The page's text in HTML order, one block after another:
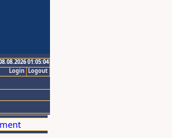
01:05:04
Logout
Login